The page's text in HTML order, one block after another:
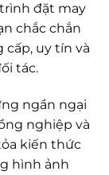
đặt may
chắc chắn
uy tín và
tác.
ngần ngại
nghiệp và
kiến thức
hình ảnh